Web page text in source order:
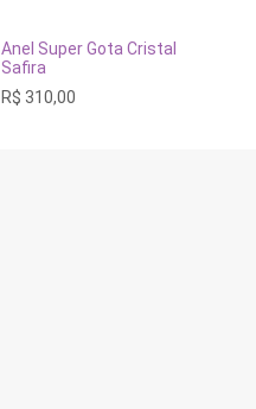
VER OPÇÕES
tem
várias
As
Anel Super Gota Cristal
Safira
R$ 310,00